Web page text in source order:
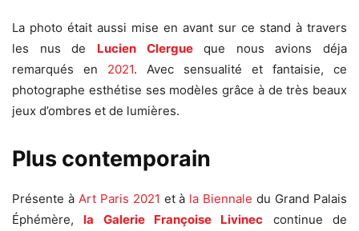
La photo était aussi mise en avant sur ce stand à travers
les nus de Lucien Clergueque nous avions déja
remarqués en 2021. Avec sensualité et fantaisie, ce
photographe esthétise ses modèles grâce à de très beaux
jeux d’ombres et de lumières.
Plus contemporain
Présente à Art Paris 2021 et à la Biennale du Grand Palais
Éphémère,la Galerie Françoise Livinec continue de